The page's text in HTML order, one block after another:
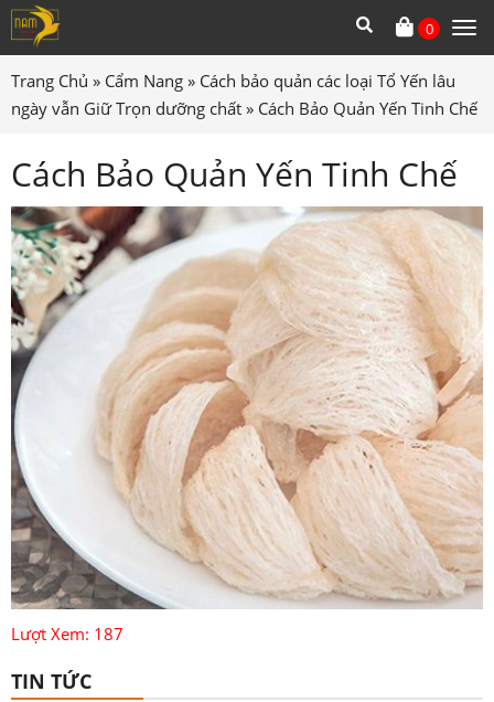
0
Trang Chủ » Cẩm Nang » Cách bảo quản các loại Tổ Yến lâu
ngày vẫn Giữ Trọn dưỡng chất » Cách Bảo Quản Yến Tinh Chế
Cách Bảo Quản Yến Tinh Chế
Lượt Xem: 187
TIN TỨC